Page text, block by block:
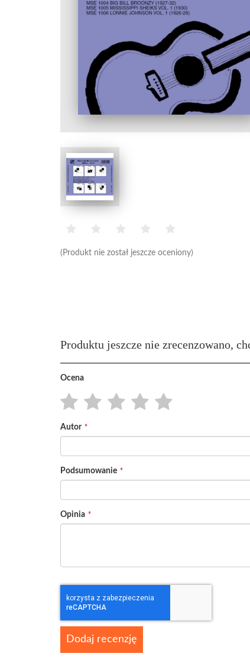
(Produkt nie został jeszcze oceniony)
Produktu jeszcze nie zrecenzowano,
Ocena
star
stars
stars
stars
stars
Autor
Podsumowanie
Opinia
Dodaj recenzję